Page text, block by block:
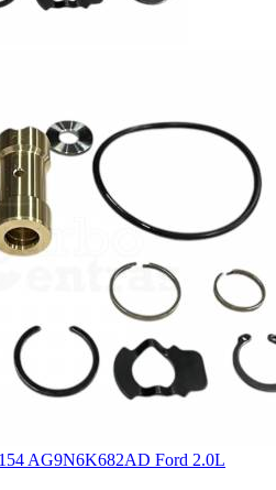
AG9N6K682AD Ford 2.0L